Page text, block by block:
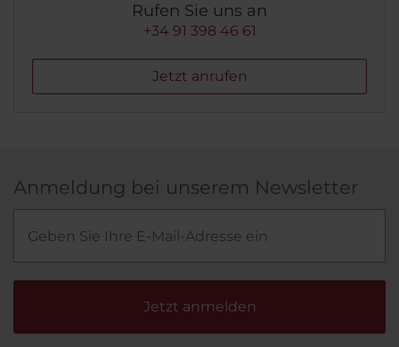
Rufen Sie uns an
+34 91 398 46 61
Jetzt anrufen
Anmeldung bei unserem Newsletter
Jetzt anmelden